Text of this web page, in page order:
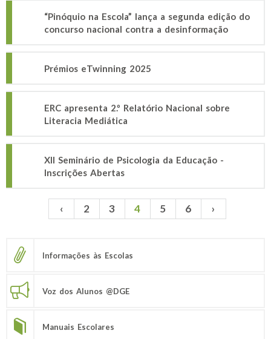
“Pinóquio na Escola” lança a segunda edição do
concurso nacional contra a desinformação
Prémios eTwinning 2025
ERC apresenta 2.º Relatório Nacional sobre
Literacia Mediática
XII Seminário de Psicologia da Educação -
Inscrições Abertas
Páginas ‹ 2 3 4 5 6 ›
Informações às Escolas
Voz dos Alunos @DGE
Manuais Escolares